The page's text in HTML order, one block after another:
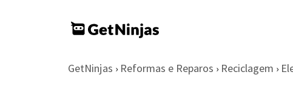
GetNinjas › Reformas e Reparos › Reciclagem ›